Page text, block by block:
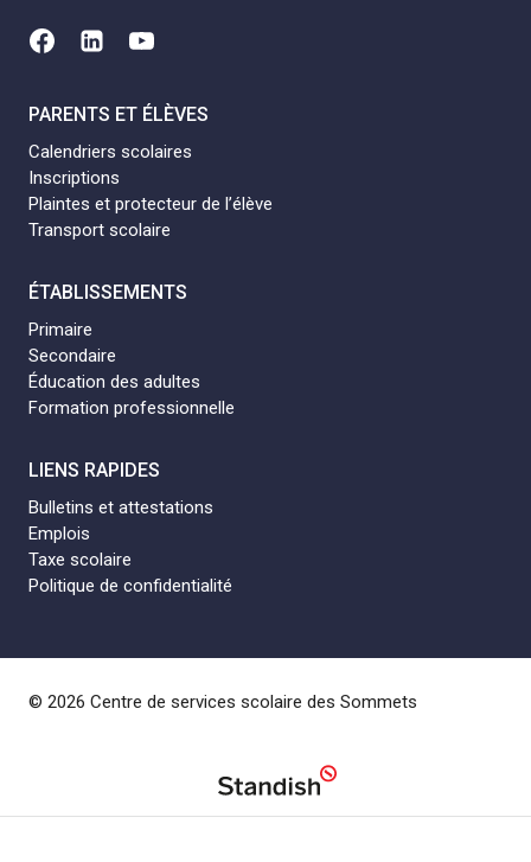
PARENTS ET ÉLÈVES
Calendriers scolaires
Inscriptions
Plaintes et protecteur de l’élève
Transport scolaire
ÉTABLISSEMENTS
Primaire
Secondaire
Éducation des adultes
Formation professionnelle
LIENS RAPIDES
Bulletins et attestations
Emplois
Taxe scolaire
Politique de confidentialité
© 2026 Centre de services scolaire des Sommets